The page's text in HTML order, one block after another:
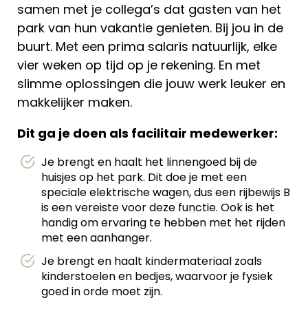
samen met je collega’s dat gasten van het
park van hun vakantie genieten. Bij jou in de
buurt. Met een prima salaris natuurlijk, elke
vier weken op tijd op je rekening. En met
slimme oplossingen die jouw werk leuker en
makkelijker maken.
Dit ga je doen als facilitair medewerker:
Je brengt en haalt het linnengoed bij de
huisjes op het park. Dit doe je met een
speciale elektrische wagen, dus een rijbewijs B
is een vereiste voor deze functie. Ook is het
handig om ervaring te hebben met het rijden
met een aanhanger.
Je brengt en haalt kindermateriaal zoals
kinderstoelen en bedjes, waarvoor je fysiek
goed in orde moet zijn.